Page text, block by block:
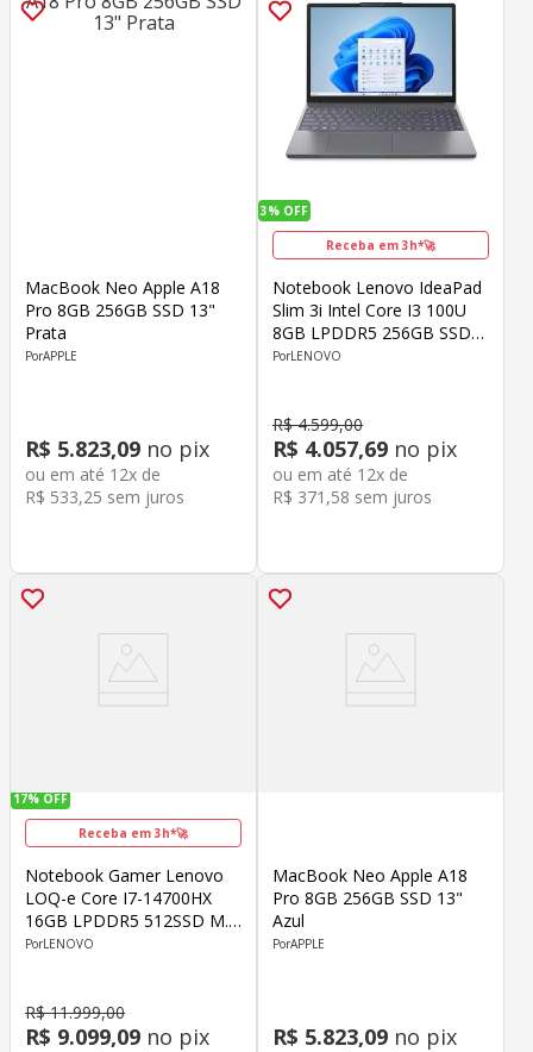
MacBook Neo Apple A18
Pro 8GB 256GB SSD 13"
Prata
APPLE
R$ 5.823,09 no pix
ou em até 12x de
R$ 533,25 sem juros
3% OFF
Receba em 3h*🚀
Notebook Lenovo IdeaPad
Slim 3i Intel Core I3 100U
8GB LPDDR5 256GB SSD
15.3" WUXGA Windows 11
LENOVO
R$ 4.599,00
R$ 4.057,69 no pix
ou em até 12x de
R$ 371 ,58 sem juros
17% OFF
Receba em 3h*🚀
Notebook Gamer Lenovo
LOQ-e Core I7-14700HX
16GB LPDDR5 512SSD M.2
15.6" Geforce RTX 4060
LENOVO
R$ 11.999,00
R$ 9.099,09 no pix
MacBook Neo Apple A18
Pro 8GB 256GB SSD 13"
Azul
APPLE
R$ 5.823,09 no pix